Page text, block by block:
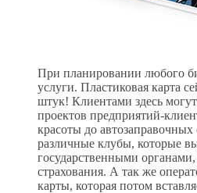
При планировании любого
услуги. Пластиковая карта
штук! Клиентами здесь
проектов предприятий-
красоты до
различные клубы, которые
государственными
страхования. А так же
карты, которая потом